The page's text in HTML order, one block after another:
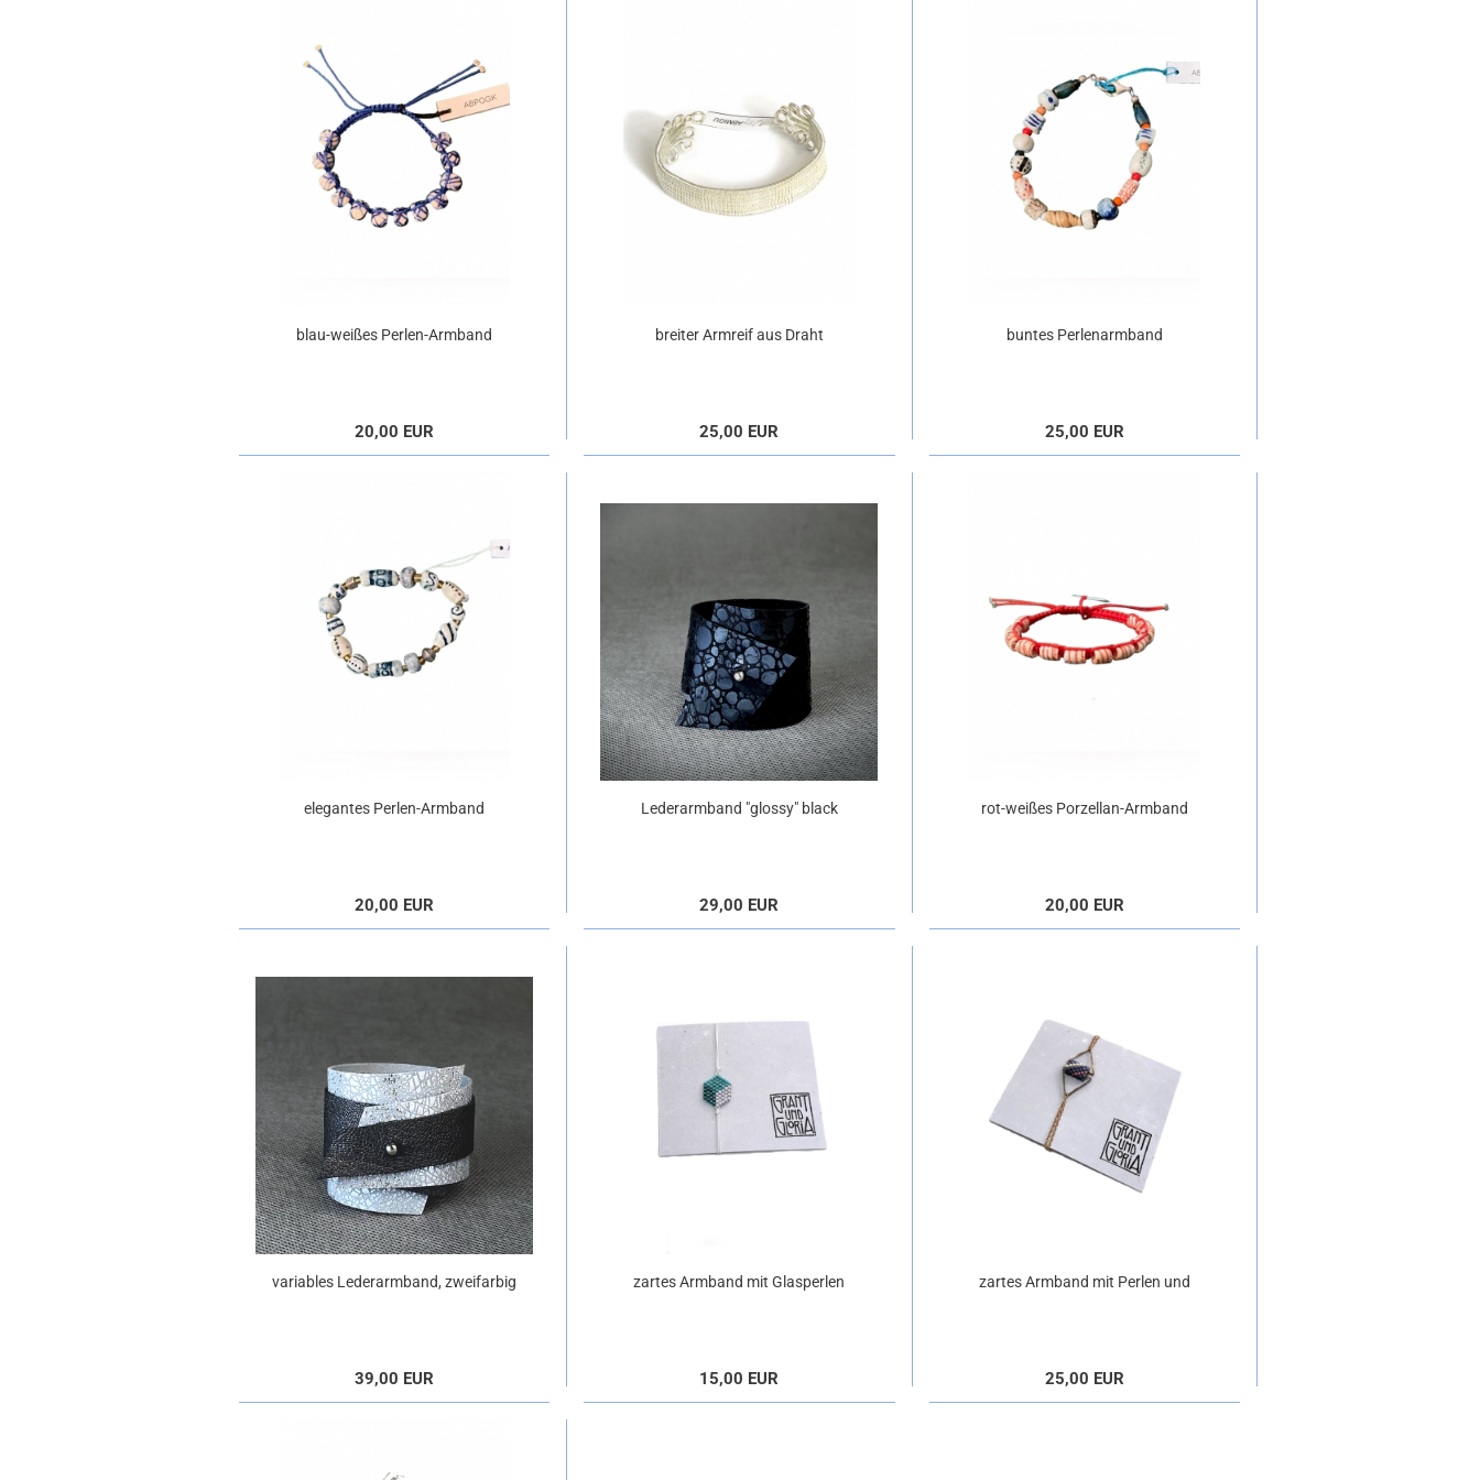
blau-weißes Perlen-Armband
20,00 EUR
breiter Armreif aus Draht
25,00 EUR
buntes Perlenarmband
25,00 EUR
elegantes Perlen-Armband
20,00 EUR
Lederarmband "glossy" black
29,00 EUR
rot-weißes Porzellan-Armband
20,00 EUR
variables Lederarmband, zweifarbig
39,00 EUR
zartes Armband mit Glasperlen
15,00 EUR
zartes Armband mit Perlen und
25,00 EUR